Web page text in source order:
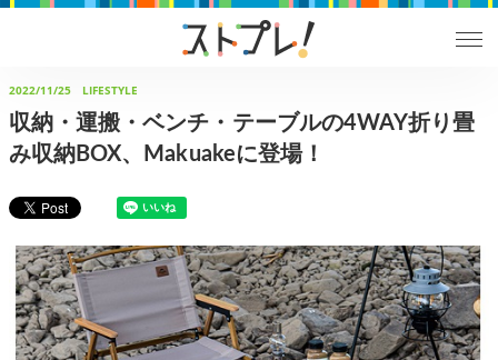
2022/11/25 LIFESTYLE
収納・運搬・ベンチ・テーブルの4WAY折り畳
み収納BOX、Makuakeに登場！